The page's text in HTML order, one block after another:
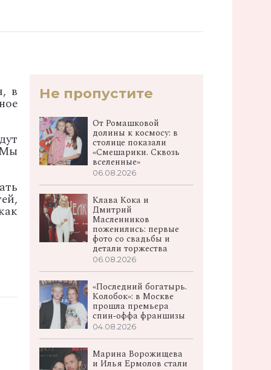
в Не пропустите
От Ромашковой
долины к космосу: в
столице показали
«Смешарики. Сквозь
вселенные»
06.08.2026
Клава Кока и
Дмитрий
Масленников
поженились: первые
фото со свадьбы и
детали торжества
06.08.2026
«Последний богатырь.
Колобок»: в Москве
прошла премьера
спин‑оффа франшизы
04.08.2026
Марина Ворожищева
и Илья Ермолов стали